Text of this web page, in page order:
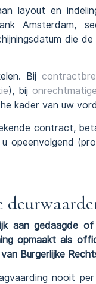
layout en
Amsterdam,
die
Bij
), bij
kader van uw
contract,
opeenvolgend
aan gedaagde
opmaakt als
Burgerlijke
nooit